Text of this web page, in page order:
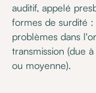
auditif, appelé
formes de surdité
problèmes dans
transmission (due
ou moyenne).